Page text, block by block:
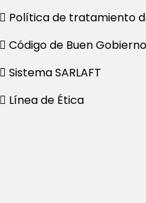
Política de tratamiento
Código de Buen
Sistema SARLAFT
Línea de Ética